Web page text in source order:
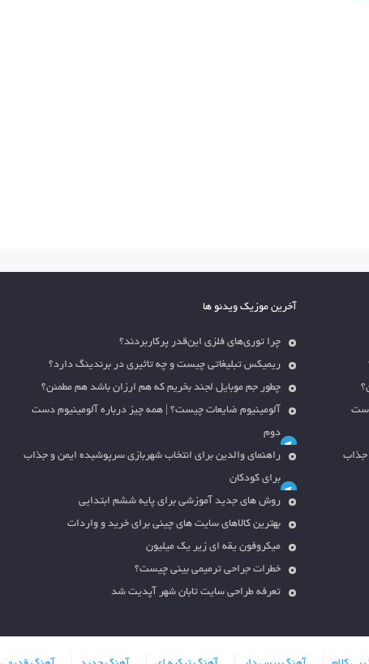
دست
جذاب
آخرین موزیک ویدئو ها
چرا توری‌های فلزی این‌قدر پرکاربردند؟
ریمیکس تبلیغاتی چیست و چه تاثیری در برندینگ دارد؟
چطور جم موبایل لجند بخریم که هم ارزان باشد هم مطمئن؟
آلومینیوم ضایعات چیست؟ | همه چیز درباره آلومینیوم دست
دوم
راهنمای والدین برای انتخاب شهربازی سرپوشیده ایمن و جذاب
برای کودکان
روش های جدید آموزشی برای پایه ششم ابتدایی
بهترین کالاهای سایت های چینی برای خرید و واردات
میکروفون یقه ای زیر یک میلیون
خطرات جراحی ترمیمی بینی چیست؟
تعرفه طراحی سایت تابان شهر آپدیت شد